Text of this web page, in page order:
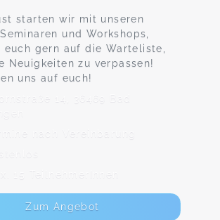
starten wir mit unseren
und Workshops,
euch gern auf die Warteliste,
Neuigkeiten zu verpassen!
uns auf euch!
14, 36469 Bad
nach Vereinbarung
15 TeilnehmerInnen
Zum Angebot